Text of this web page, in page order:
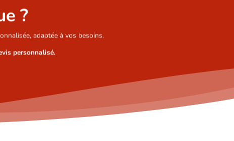
?
adaptée à vos besoins.
personnalisé.